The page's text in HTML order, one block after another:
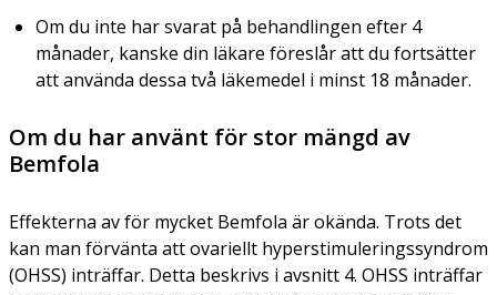
Om du inte har svarat på behandlingen efter 4
månader, kanske din läkare föreslår att du fortsätter
att använda dessa två läkemedel i minst 18 månader.
Om du har använt för stor mängd av
Bemfola
Effekterna av för mycket Bemfola är okända. Trots det
kan man förvänta att ovariellt hyperstimuleringssyndrom
(OHSS) inträffar. Detta beskrivs i avsnitt 4. OHSS inträffar